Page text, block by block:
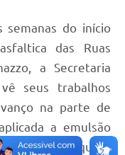
semanas do início
das Ruas
a Secretaria
seus trabalhos
na parte de
a emulsão
da obra que é